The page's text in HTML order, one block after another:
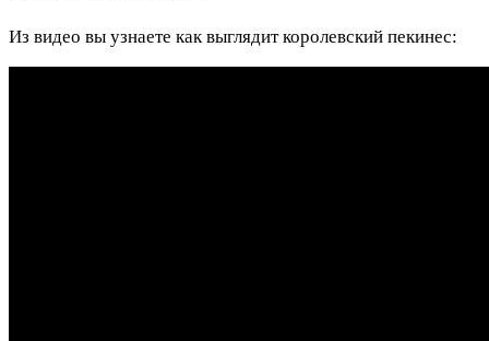
Из видео вы узнаете как выглядит королевский пекинес: